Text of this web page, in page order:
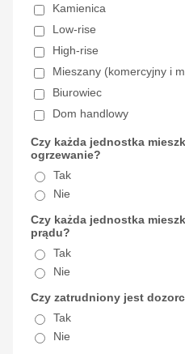
Kamienica
Low-rise
High-rise
Mieszany (komercyjny i
Biurowiec
Dom handlowy
Czy każda jednostka
ogrzewanie?
Tak
Nie
Czy każda jednostka
prądu?
Tak
Nie
Czy zatrudniony jest
Tak
Nie